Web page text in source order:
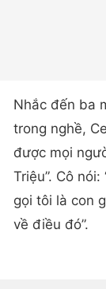
Nhắc đến ba
trong nghề,
được mọi
Triệu”. Cô
gọi tôi là con
về điều đó”.